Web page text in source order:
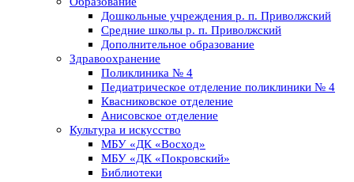
Дошкольные учреждения р. п. Приволжский
Средние школы р. п. Приволжский
Дополнительное образование
Здравоохранение
Поликлиника № 4
Педиатрическое отделение поликлиники № 4
Квасниковское отделение
Анисовское отделение
Культура и искусство
МБУ «ДК «Восход»
МБУ «ДК «Покровский»
Библиотеки